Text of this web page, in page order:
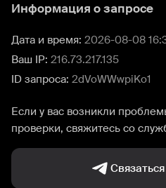
Информация о запросе
Дата и время: 2026-08-08
Ваш IP: 216.73.217.135
ID запроса: 2dVoWWwpiKo1
Если у вас возникли
проверки, свяжитесь со